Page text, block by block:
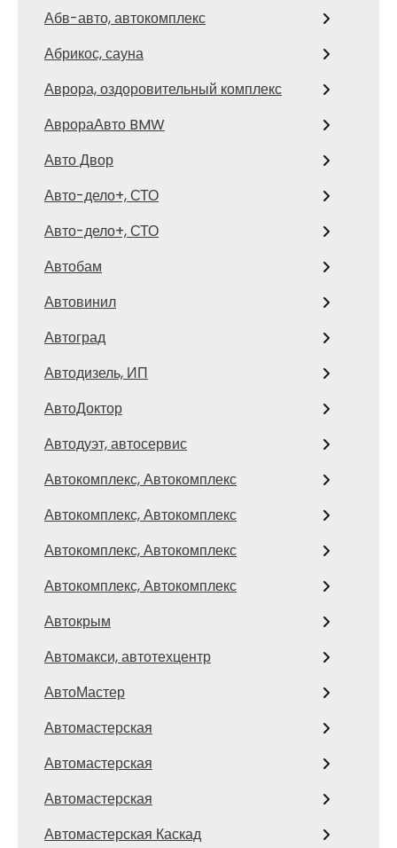
Абв-авто, автокомплекс
Абрикос, сауна
Аврора, оздоровительный комплекс
АврораАвто BMW
Авто Двор
Авто-дело+, СТО
Авто-дело+, СТО
Автобам
Автовинил
Автоград
Автодизель, ИП
АвтоДоктор
Автодуэт, автосервис
Автокомплекс, Автокомплекс
Автокомплекс, Автокомплекс
Автокомплекс, Автокомплекс
Автокомплекс, Автокомплекс
Автокрым
Автомакси, автотехцентр
АвтоМастер
Автомастерская
Автомастерская
Автомастерская
Автомастерская Каскад